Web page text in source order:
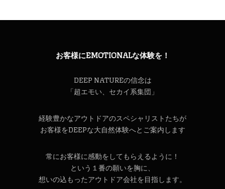
お客様にEMOTIONALな体験を！
DEEP NATUREの信念は
「超エモい、セカイ系集団」
経験豊かなアウトドアのスペシャリストたちが
お客様をDEEPな大自然体験へとご案内します
常にお客様に感動をしてもらえるように！
という１番の願いを胸に、
想いの込もったアウトドア会社を目指します。